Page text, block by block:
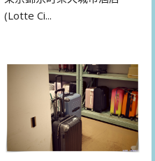
(Lotte Ci...